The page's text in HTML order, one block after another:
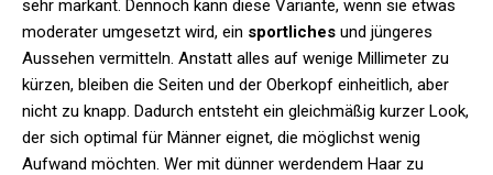
sehr markant. Dennoch kann diese Variante, wenn sie etwas
moderater umgesetzt wird, ein sportliches und jüngeres
Aussehen vermitteln. Anstatt alles auf wenige Millimeter zu
kürzen, bleiben die Seiten und der Oberkopf einheitlich, aber
nicht zu knapp. Dadurch entsteht ein gleichmäßig kurzer Look,
der sich optimal für Männer eignet, die möglichst wenig
Aufwand möchten. Wer mit dünner werdendem Haar zu